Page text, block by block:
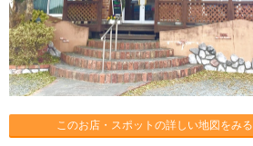
このお店・スポットの詳しい地図をみる